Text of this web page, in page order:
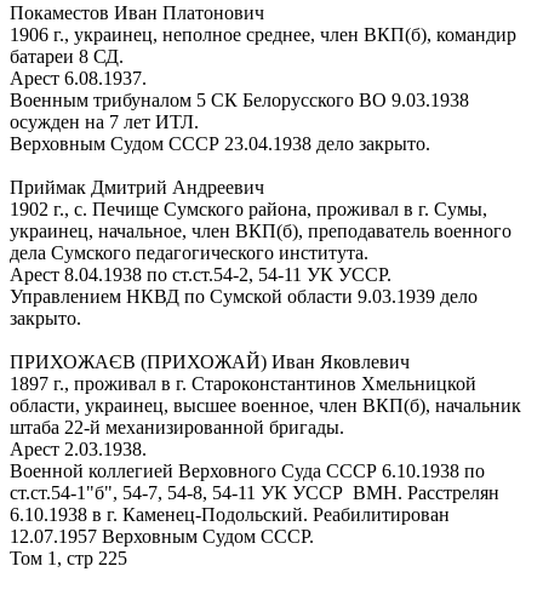
Покаместов Иван Платонович
1906 г., украинец, неполное среднее, член ВКП(б), командир
батареи 8 СД.
Арест 6.08.1937.
Военным трибуналом 5 СК Белорусского ВО 9.03.1938
осужден на 7 лет ИТЛ.
Верховным Судом СССР 23.04.1938 дело закрыто.
Приймак Дмитрий Андреевич
1902 г., с. Печище Сумского района, проживал в г. Сумы,
украинец, начальное, член ВКП(б), преподаватель военного
дела Сумского педагогического института.
Арест 8.04.1938 по ст.ст.54-2, 54-11 УК УССР.
Управлением НКВД по Сумской области 9.03.1939 дело
закрыто.
ПРИХОЖАЄВ (ПРИХОЖАЙ) Иван Яковлевич
1897 г., проживал в г. Староконстантинов Хмельницкой
области, украинец, высшее военное, член ВКП(б), начальник
штаба 22-й механизированной бригады.
Арест 2.03.1938.
Военной коллегией Верховного Суда СССР 6.10.1938 по
ст.ст.54-1"б", 54-7, 54-8, 54-11 УК УССР ВМН. Расстрелян
6.10.1938 в г. Каменец-Подольский. Реабилитирован
12.07.1957 Верховным Судом СССР.
Том 1, стр 225